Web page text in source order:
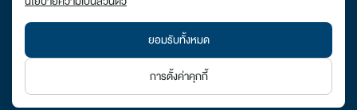
VPN Link
แผนผังเว็บไซต์
© สงวนลิขสิทธิ์ พ.ศ. 2569 บริษัท กัลฟ์ ดีเวลลอปเมนท์ จำกัด (มหาชน)
ข้อกำหนดและเงื่อนไข
นโยบายความเป็นส่วนตัว
ยอมรับทั้งหมด
การตั้งค่าคุกกี้